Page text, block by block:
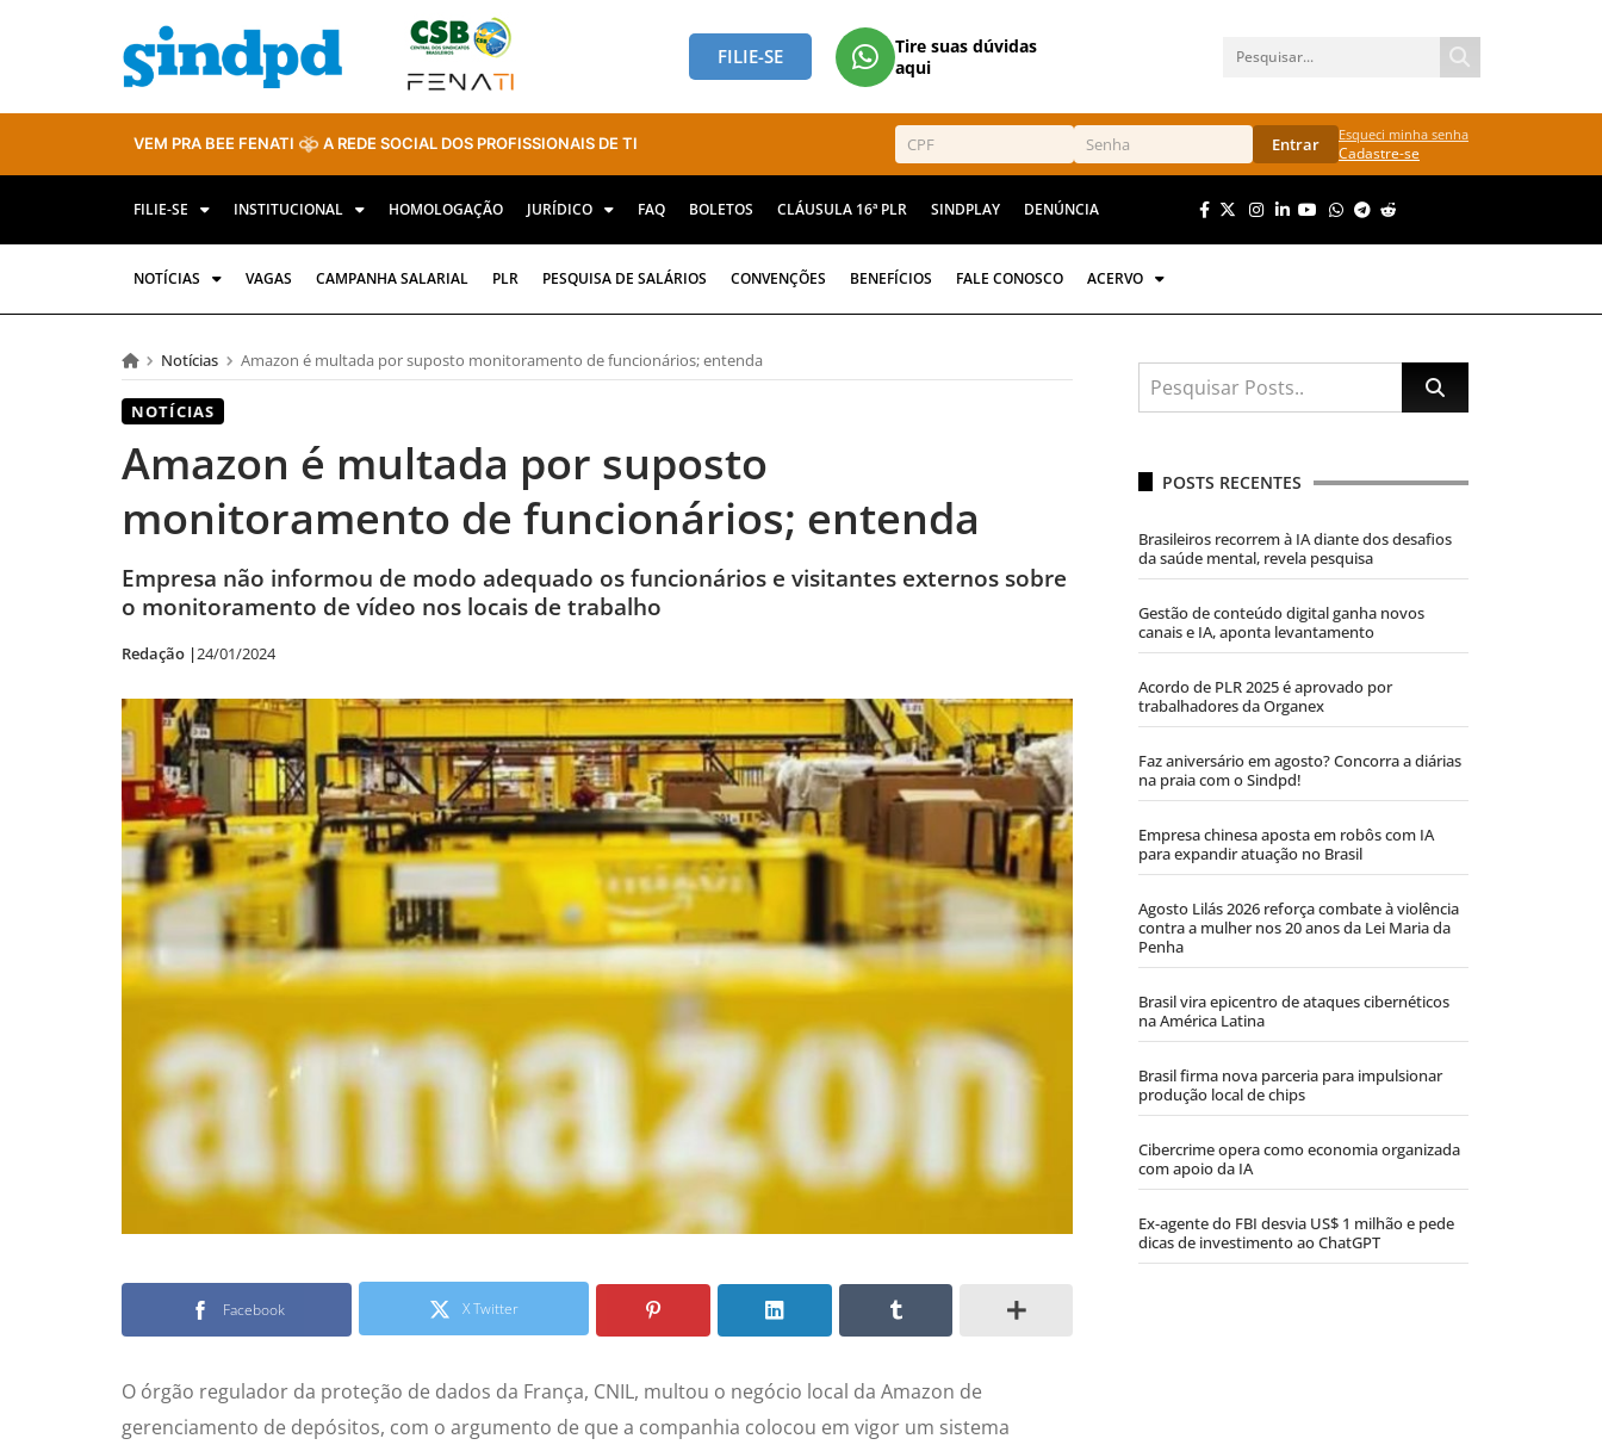
FILIE-SE
Tire suas dúvidas
aqui
VEM PRA BEE FENATI A REDE SOCIAL DOS PROFISSIONAIS DE TI Entrar Esqueci minha senha
Cadastre-se
FILIE-SE INSTITUCIONAL HOMOLOGAÇÃO JURÍDICO FAQ BOLETOS CLÁUSULA 16ª PLR SINDPLAY DENÚNCIA
NOTÍCIAS VAGAS CAMPANHA SALARIAL PLR PESQUISA DE SALÁRIOS CONVENÇÕES BENEFÍCIOS FALE CONOSCO ACERVO
Notícias Amazon é multada por suposto monitoramento de funcionários; entenda
NOTÍCIAS
Amazon é multada por suposto
monitoramento de funcionários; entenda
Empresa não informou de modo adequado os funcionários e visitantes externos sobre
o monitoramento de vídeo nos locais de trabalho
Redação |24/01/2024
Facebook X Twitter
O órgão regulador da proteção de dados da França, CNIL, multou o negócio local da Amazon de
gerenciamento de depósitos, com o argumento de que a companhia colocou em vigor um sistema
POSTS RECENTES
Brasileiros recorrem à IA diante dos desafios
da saúde mental, revela pesquisa
Gestão de conteúdo digital ganha novos
canais e IA, aponta levantamento
Acordo de PLR 2025 é aprovado por
trabalhadores da Organex
Faz aniversário em agosto? Concorra a diárias
na praia com o Sindpd!
Empresa chinesa aposta em robôs com IA
para expandir atuação no Brasil
Agosto Lilás 2026 reforça combate à violência
contra a mulher nos 20 anos da Lei Maria da
Penha
Brasil vira epicentro de ataques cibernéticos
na América Latina
Brasil firma nova parceria para impulsionar
produção local de chips
Cibercrime opera como economia organizada
com apoio da IA
Ex-agente do FBI desvia US$ 1 milhão e pede
dicas de investimento ao ChatGPT